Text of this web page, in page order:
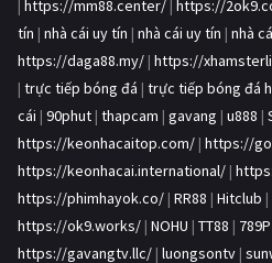
| https://mm88.center/ | https://
tín | nhà cái uy tín | nhà cái uy tín | nhà
https://daga88.my/ | https://
| trực tiếp bóng đá | trực tiếp bóng đá
cái | 90phut | thapcam | gavang | u888 |
https://keonhacaitop.com/ | https://
https://keonhacai.international/ |
https://phimhayok.co/ | RR88 | Hitclub |
https://ok9.works/ | NOHU | TT88 | 789P
https://gavangtv.llc/ | luongsontv |